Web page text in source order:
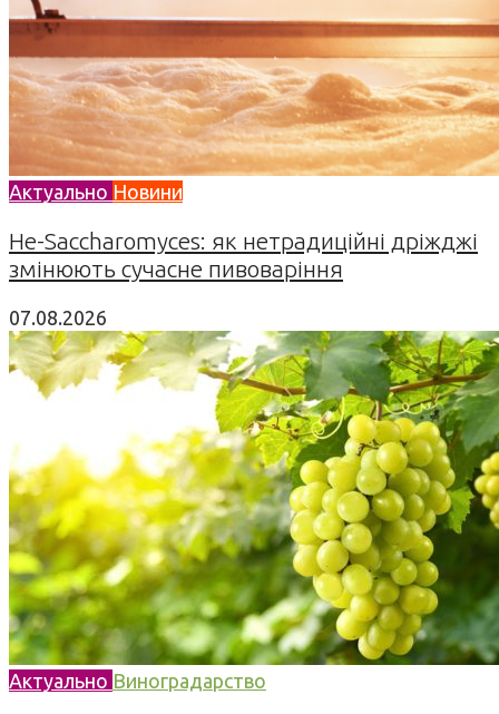
Актуально Новини
Не-Saccharomyces: як нетрадиційні дріжджі
змінюють сучасне пивоваріння
07.08.2026
Актуально Виноградарство